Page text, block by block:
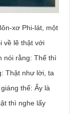
xơ Phi-lát, một
về lẽ thật với
nói rằng: Thế thì
Thật như lời, ta
thế: Ấy là
thì nghe lấy